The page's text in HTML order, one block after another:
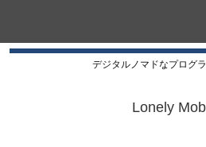
デジタルノマドなプログ
Lonely